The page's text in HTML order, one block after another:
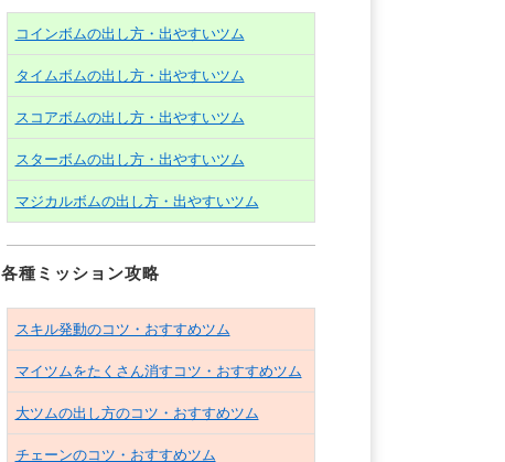
コインボムの出し方・出やすいツム
タイムボムの出し方・出やすいツム
スコアボムの出し方・出やすいツム
スターボムの出し方・出やすいツム
マジカルボムの出し方・出やすいツム
各種ミッション攻略
スキル発動のコツ・おすすめツム
マイツムをたくさん消すコツ・おすすめツム
大ツムの出し方のコツ・おすすめツム
チェーンのコツ・おすすめツム